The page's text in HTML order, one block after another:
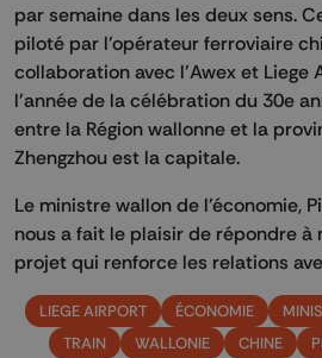
par semaine dans les deux sens.
piloté par l'opérateur ferroviaire
collaboration avec l'Awex et Liege
l'année de la célébration du 30e
entre la Région wallonne et la
Zhengzhou est la capitale.
Le ministre wallon de l'économie,
nous a fait le plaisir de répondre à
projet qui renforce les relations
LIEGE AIRPORT ÉCONOMIE
TRAIN
WALLONIE CHINE